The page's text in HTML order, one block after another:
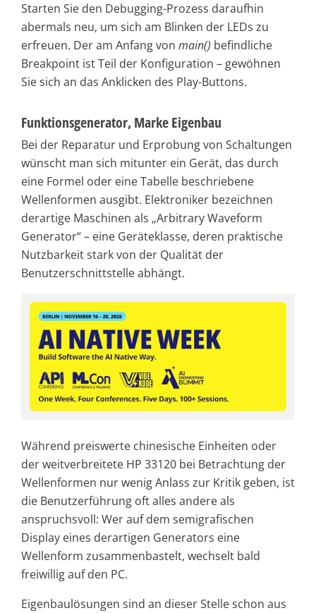
Starten Sie den Debugging-Prozess daraufhin
abermals neu, um sich am Blinken der LEDs zu
erfreuen. Der am Anfang von main() befindliche
Breakpoint ist Teil der Konfiguration – gewöhnen
Sie sich an das Anklicken des Play-Buttons.
Funktionsgenerator, Marke Eigenbau
Bei der Reparatur und Erprobung von Schaltungen
wünscht man sich mitunter ein Gerät, das durch
eine Formel oder eine Tabelle beschriebene
Wellenformen ausgibt. Elektroniker bezeichnen
derartige Maschinen als „Arbitrary Waveform
Generator“ – eine Geräteklasse, deren praktische
Nutzbarkeit stark von der Qualität der
Benutzerschnittstelle abhängt.
Während preiswerte chinesische Einheiten oder
der weitverbreitete HP 33120 bei Betrachtung der
Wellenformen nur wenig Anlass zur Kritik geben, ist
die Benutzerführung oft alles andere als
anspruchsvoll: Wer auf dem semigrafischen
Display eines derartigen Generators eine
Wellenform zusammenbastelt, wechselt bald
freiwillig auf den PC.
Eigenbaulösungen sind an dieser Stelle schon aus